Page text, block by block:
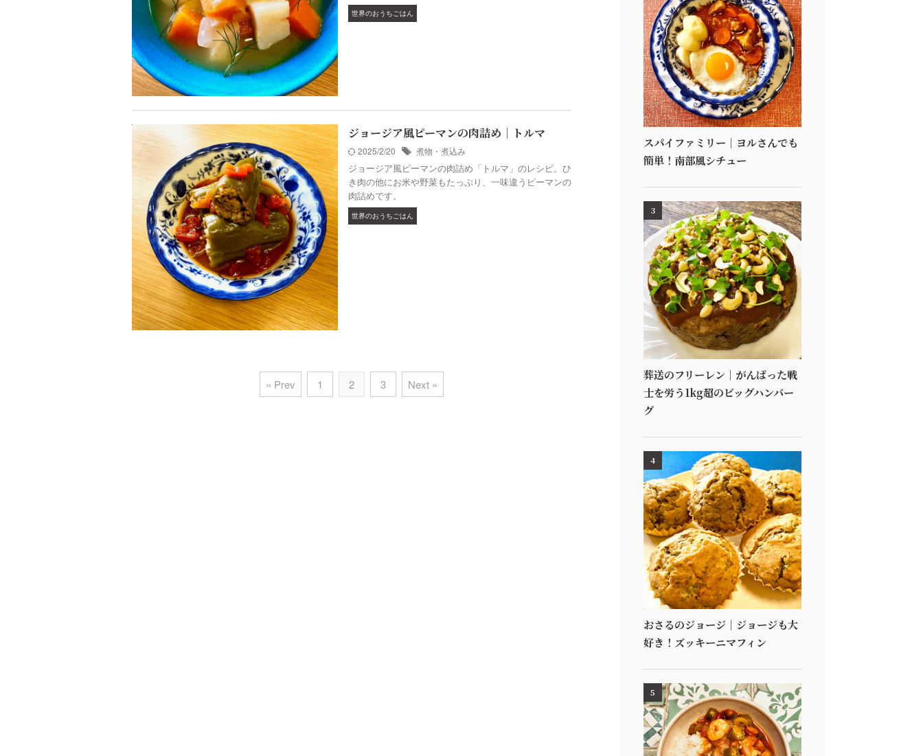
世界のおうちごはん
ジョージア風ピーマンの肉詰め｜トルマ
2025/2/20 煮物・煮込み
ジョージア風ピーマンの肉詰め「トルマ」のレシピ。ひ
き肉の他にお米や野菜もたっぷり、一味違うピーマンの
肉詰めです。
世界のおうちごはん
« Prev 1 2 3 Next »
スパイファミリー｜ヨルさんでも
簡単！南部風シチュー
3
葬送のフリーレン｜がんばった戦
士を労う1kg超のビッグハンバー
グ
4
おさるのジョージ｜ジョージも大
好き！ズッキーニマフィン
5